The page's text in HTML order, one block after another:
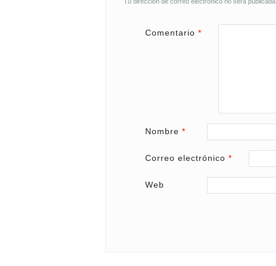
Comentario*
Nombre*
Correo electrónico*
Web